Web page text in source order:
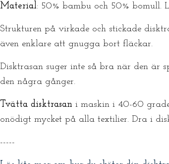
Material: 50% bambu och 50% bomull.
Strukturen på virkade och stickade
även enklare att gnugga bort fläckar.
Disktrasan suger inte så bra när den är
den några gånger.
Tvätta disktrasan i maskin i 40-60
onödigt mycket på alla textilier. Dra i
-----